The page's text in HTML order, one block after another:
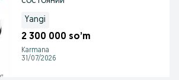
Yangi
2 300 000 so’m
Karmana
31/07/2026